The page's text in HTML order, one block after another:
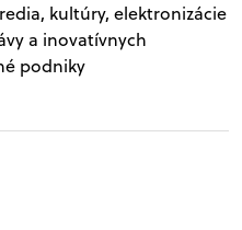
kultúry, elektronizácie
a inovatívnych
podniky